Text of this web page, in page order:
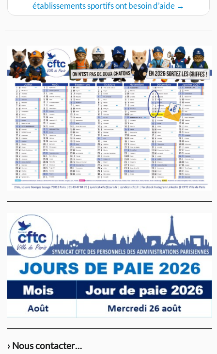
établissements sportifs ont besoin d’aide →
› Nous contacter…